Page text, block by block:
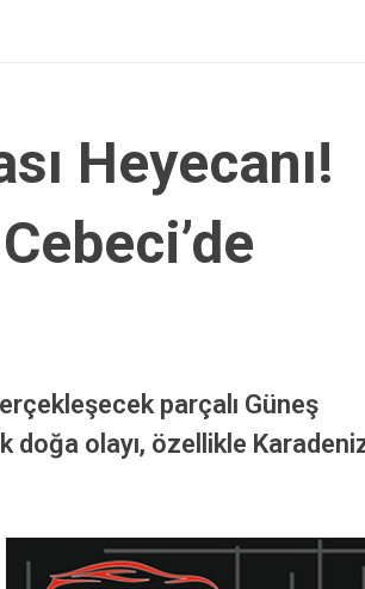
Heyecanı!
parçalı Güneş
doğa olayı, özellikle